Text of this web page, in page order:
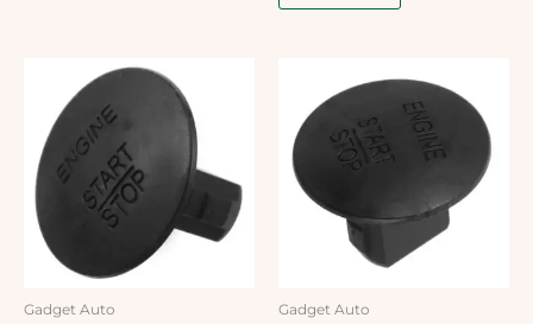
Gadget Auto Gadget Auto